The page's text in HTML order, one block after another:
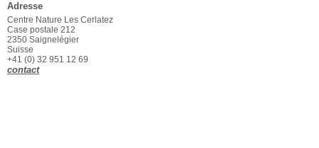
Adresse
Centre Nature Les Cerlatez
Case postale 212
2350 Saignelégier
Suisse
+41 (0) 32 951 12 69
contact